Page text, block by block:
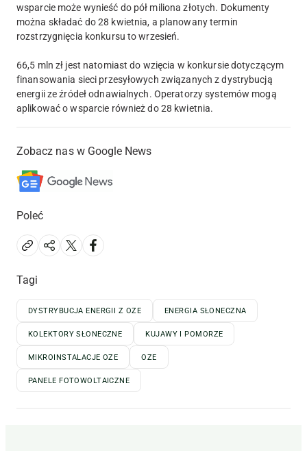
wsparcie może wynieść do pół miliona złotych. Dokumenty
można składać do 28 kwietnia, a planowany termin
rozstrzygnięcia konkursu to wrzesień.
66,5 mln zł jest natomiast do wzięcia w konkursie dotyczącym
finansowania sieci przesyłowych związanych z dystrybucją
energii ze źródeł odnawialnych. Operatorzy systemów mogą
aplikować o wsparcie również do 28 kwietnia.
Zobacz nas w Google News
Poleć
Tagi
DYSTRYBUCJA ENERGII Z OZE ENERGIA SŁONECZNA
KOLEKTORY SŁONECZNE KUJAWY I POMORZE
MIKROINSTALACJE OZE OZE
PANELE FOTOWOLTAICZNE